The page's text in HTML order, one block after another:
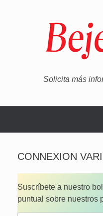
Solicita más
CONNEXION
Suscríbete a nuestro
puntual sobre nuestros